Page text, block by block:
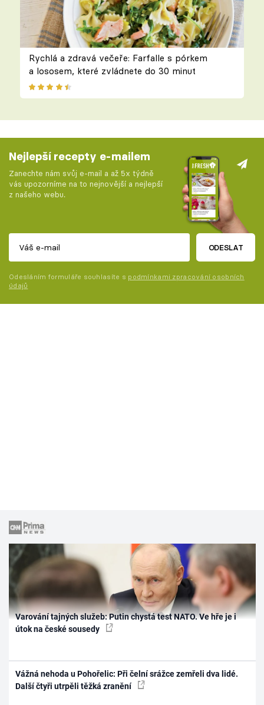
Rychlá a zdravá večeře: Farfalle s pórkem
a lososem, které zvládnete do 30 minut
Nejlepší recepty e-mailem
Zanechte nám svůj e-mail a až 5x týdně
vás upozorníme na to nejnovější a nejlepší
z našeho webu.
ODESLAT
Odesláním formuláře souhlasíte s podmínkami zpracování osobních
údajů
Varování tajných služeb: Putin chystá test NATO. Ve hře je i
útok na české sousedy
Vážná nehoda u Pohořelic: Při čelní srážce zemřeli dva lidé.
Další čtyři utrpěli těžká zranění